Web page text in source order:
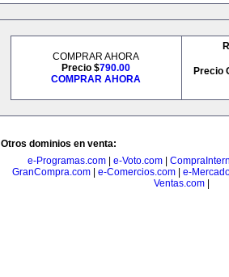
COMPRAR AHORA
Precio $790.00
COMPRAR AHORA
Precio
Otros dominios en venta:
e-Programas.com
e-Voto.com
GranCompra.com
e-Comercios.com
e-
Ventas.com|